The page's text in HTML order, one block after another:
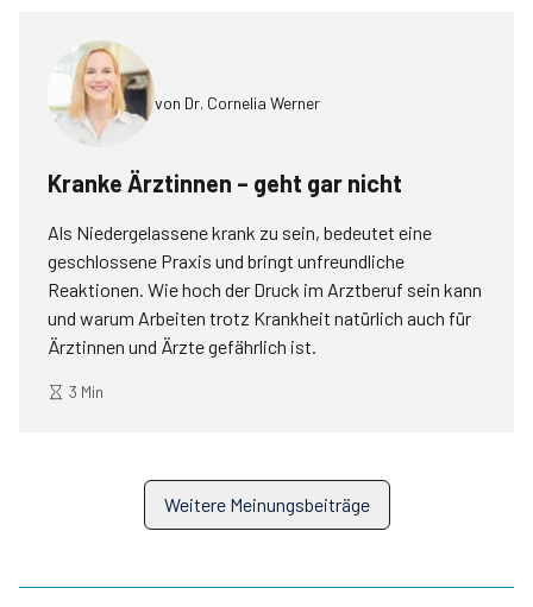
von Dr. Cornelia Werner
Kranke Ärztinnen – geht gar nicht
Als Niedergelassene krank zu sein, bedeutet eine
geschlossene Praxis und bringt unfreundliche
Reaktionen. Wie hoch der Druck im Arztberuf sein kann
und warum Arbeiten trotz Krankheit natürlich auch für
Ärztinnen und Ärzte gefährlich ist.
3 Min
Weitere Meinungsbeiträge